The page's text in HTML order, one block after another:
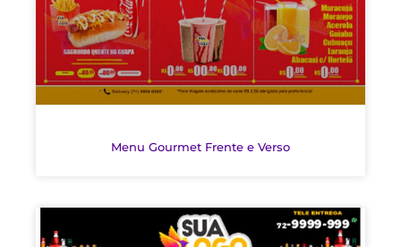
Menu Gourmet Frente e Verso